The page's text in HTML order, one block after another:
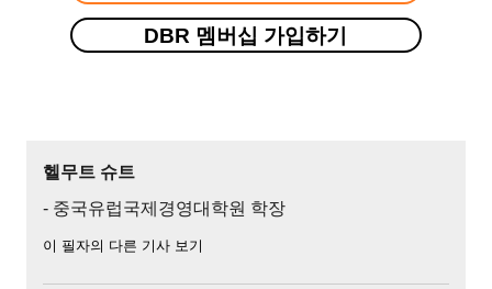
DBR 멤버십 가입하기
헬무트 슈트
- 중국유럽국제경영대학원 학장
이 필자의 다른 기사 보기